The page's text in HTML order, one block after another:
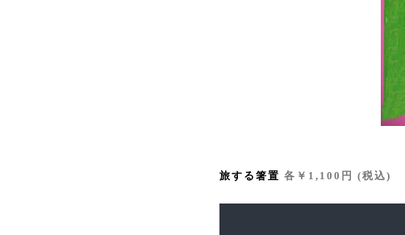
旅する箸置 各￥1,100円 (税込)